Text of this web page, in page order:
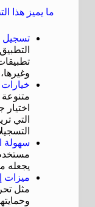
ما يميز هذا
تسجيل
التي
سهولة
يجعله
ميزات
مثل